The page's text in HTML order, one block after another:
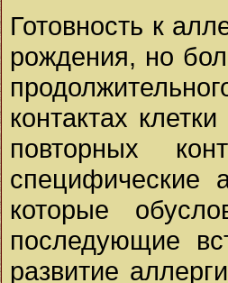
Готовность к
рождения, но
контактах
повторных
специфические
которые
последующие
развитие